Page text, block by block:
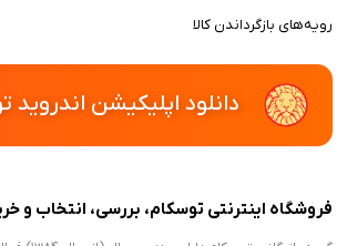
رویه‌های بازگرداندن کالا
دانلود اپلیکیشن اندروید
فروشگاه اینترنتی توسکام، بررسی، انتخاب و